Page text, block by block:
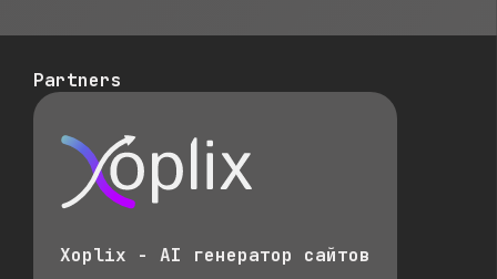
Partners
Xoplix - AI генератор сайтов